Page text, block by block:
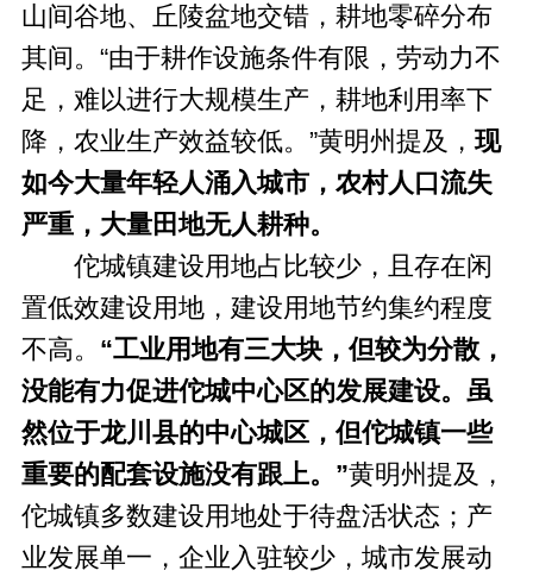
山间谷地、丘陵盆地交错，耕地零碎分布
其间。“由于耕作设施条件有限，劳动力不
足，难以进行大规模生产，耕地利用率下
降，农业生产效益较低。”黄明州提及，现
如今大量年轻人涌入城市，农村人口流失
严重，大量田地无人耕种。
佗城镇建设用地占比较少，且存在闲
置低效建设用地，建设用地节约集约程度
不高。 “工业用地有三大块，但较为分散，
没能有力促进佗城中心区的发展建设。虽
然位于龙川县的中心城区，但佗城镇一些
重要的配套设施没有跟上。”黄明州提及，
佗城镇多数建设用地处于待盘活状态；产
业发展单一，企业入驻较少，城市发展动